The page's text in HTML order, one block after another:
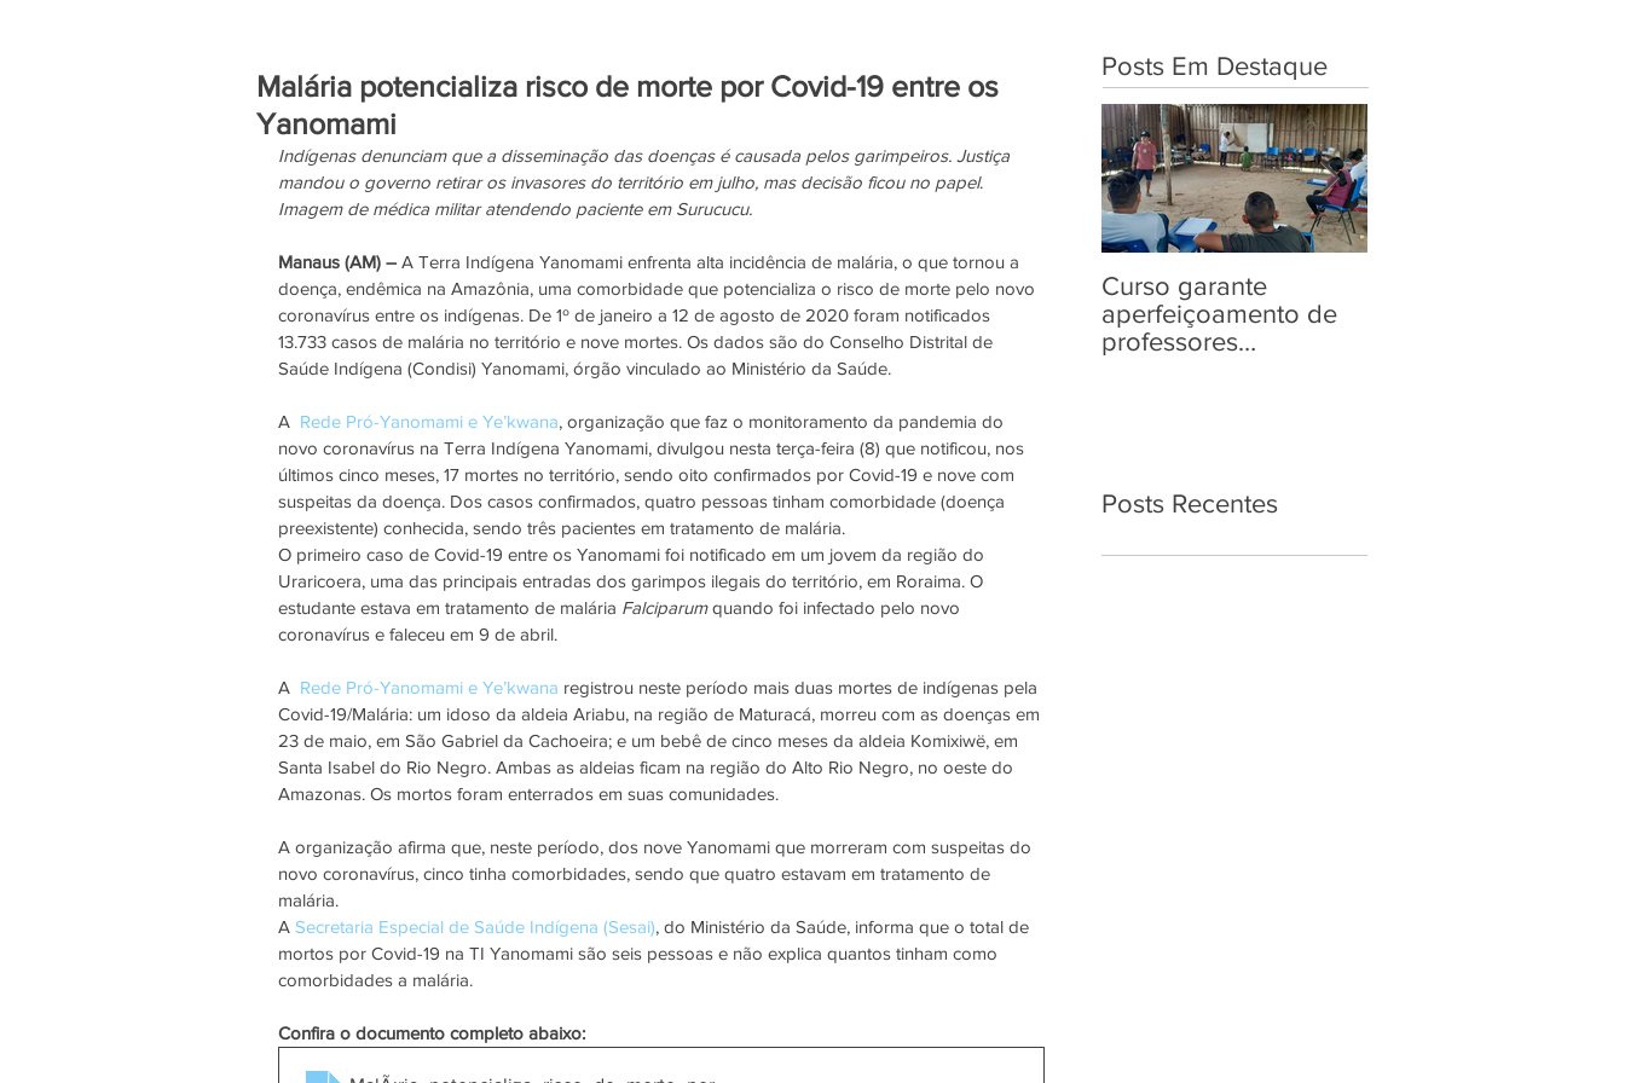
Malária potencializa risco de morte por Covid-19 entre os
Yanomami
Indígenas denunciam que a disseminação das doenças é causada pelos garimpeiros. Justiça
mandou o governo retirar os invasores do território em julho, mas decisão ficou no papel.
Imagem de médica militar atendendo paciente em Surucucu.
Manaus (AM) – A Terra Indígena Yanomami enfrenta alta incidência de malária, o que tornou a
doença, endêmica na Amazônia, uma comorbidade que potencializa o risco de morte pelo novo
coronavírus entre os indígenas. De 1º de janeiro a 12 de agosto de 2020 foram notificados
13.733 casos de malária no território e nove mortes. Os dados são do Conselho Distrital de
Saúde Indígena (Condisi) Yanomami, órgão vinculado ao Ministério da Saúde.
A Rede Pró-Yanomami e Ye’kwana, organização que faz o monitoramento da pandemia do
novo coronavírus na Terra Indígena Yanomami, divulgou nesta terça-feira (8) que notificou, nos
últimos cinco meses, 17 mortes no território, sendo oito confirmados por Covid-19 e nove com
suspeitas da doença. Dos casos confirmados, quatro pessoas tinham comorbidade (doença
preexistente) conhecida, sendo três pacientes em tratamento de malária.
O primeiro caso de Covid-19 entre os Yanomami foi notificado em um jovem da região do
Uraricoera, uma das principais entradas dos garimpos ilegais do território, em Roraima. O
estudante estava em tratamento de malária Falciparum quando foi infectado pelo novo
coronavírus e faleceu em 9 de abril.
A Rede Pró-Yanomami e Ye’kwana registrou neste período mais duas mortes de indígenas pela
Covid-19/Malária: um idoso da aldeia Ariabu, na região de Maturacá, morreu com as doenças em
23 de maio, em São Gabriel da Cachoeira; e um bebê de cinco meses da aldeia Komixiwë, em
Santa Isabel do Rio Negro. Ambas as aldeias ficam na região do Alto Rio Negro, no oeste do
Amazonas. Os mortos foram enterrados em suas comunidades.
A organização afirma que, neste período, dos nove Yanomami que morreram com suspeitas do
novo coronavírus, cinco tinha comorbidades, sendo que quatro estavam em tratamento de
malária.
A Secretaria Especial de Saúde Indígena (Sesai), do Ministério da Saúde, informa que o total de
mortos por Covid-19 na TI Yanomami são seis pessoas e não explica quantos tinham como
comorbidades a malária.
Confira o documento completo abaixo:
Posts Em Destaque
Curso garante
aperfeiçoamento de
professores
Posts Recentes